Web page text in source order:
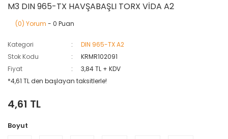
M3 DIN 965-TX HAVŞABAŞLI TORX VİDA A2
(0) Yorum - 0 Puan
Kategori
DIN 965-TX A2
Stok Kodu
KRMR102091
Fiyat
3,84 TL + KDV
*4,61 TL den başlayan taksitlerle!
4,61 TL
Boyut